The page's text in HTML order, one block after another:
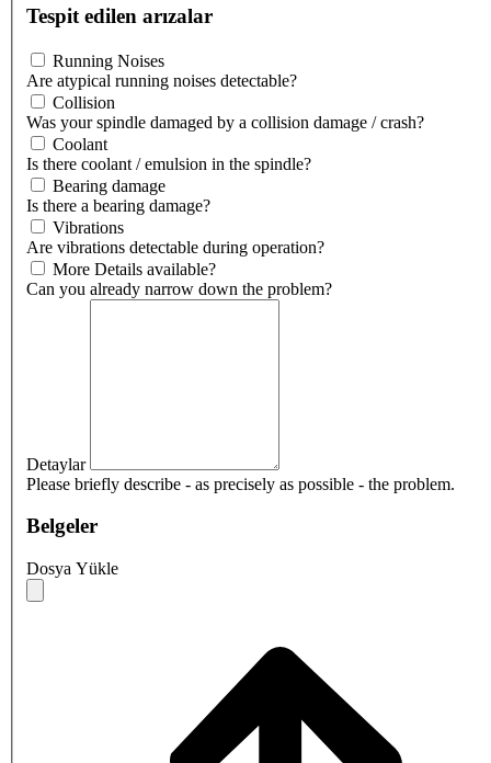
Tespit edilen arızalar
Running Noises
Are atypical running noises detectable?
Collision
Was your spindle damaged by a collision damage / crash?
Coolant
Is there coolant / emulsion in the spindle?
Bearing damage
Is there a bearing damage?
Vibrations
Are vibrations detectable during operation?
More Details available?
Can you already narrow down the problem?
Detaylar
Please briefly describe - as precisely as possible - the problem.
Belgeler
Dosya Yükle